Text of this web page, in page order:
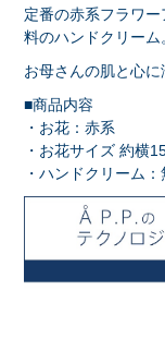
定番の赤系フラワ
料のハンドクリーム
お母さんの肌と心に
■商品内容
・お花：赤系
・お花サイズ 約横
・ハンドクリーム